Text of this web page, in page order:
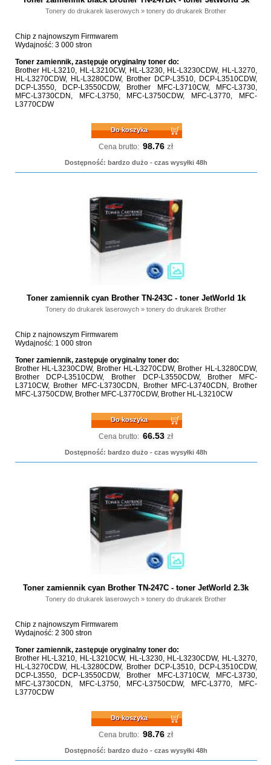
Tonery do drukarek laserowych »tonery do drukarek Brother
Chip z najnowszym Firmwarem
Wydajność: 3 000 stron
Toner zamiennik, zastępuje oryginalny toner do:
Brother HL-L3210, HL-L3210CW, HL-L3230, HL-L3230CDW, HL-L3270,
HL-L3270CDW, HL-L3280CDW, Brother DCP-L3510, DCP-L3510CDW,
DCP-L3550, DCP-L3550CDW, Brother MFC-L3710CW, MFC-L3730,
MFC-L3730CDN, MFC-L3750, MFC-L3750CDW, MFC-L3770, MFC-
L3770CDW
Do koszyka
Cena brutto: 98.76 zł
Dostępność: bardzo dużo - czas wysyłki 48h
Toner zamiennik cyan Brother TN-243C - toner JetWorld 1k
Tonery do drukarek laserowych »tonery do drukarek Brother
Chip z najnowszym Firmwarem
Wydajność: 1 000 stron
Toner zamiennik, zastępuje oryginalny toner do:
Brother HL-L3230CDW, Brother HL-L3270CDW, Brother HL-L3280CDW,
Brother DCP-L3510CDW, Brother DCP-L3550CDW, Brother MFC-
L3710CW, Brother MFC-L3730CDN, Brother MFC-L3740CDN, Brother
MFC-L3750CDW, Brother MFC-L3770CDW, Brother HL-L3210CW
Do koszyka
Cena brutto: 66.53 zł
Dostępność: bardzo dużo - czas wysyłki 48h
Toner zamiennik cyan Brother TN-247C - toner JetWorld 2.3k
Tonery do drukarek laserowych »tonery do drukarek Brother
Chip z najnowszym Firmwarem
Wydajność: 2 300 stron
Toner zamiennik, zastępuje oryginalny toner do:
Brother HL-L3210, HL-L3210CW, HL-L3230, HL-L3230CDW, HL-L3270,
HL-L3270CDW, HL-L3280CDW, Brother DCP-L3510, DCP-L3510CDW,
DCP-L3550, DCP-L3550CDW, Brother MFC-L3710CW, MFC-L3730,
MFC-L3730CDN, MFC-L3750, MFC-L3750CDW, MFC-L3770, MFC-
L3770CDW
Do koszyka
Cena brutto: 98.76 zł
Dostępność: bardzo dużo - czas wysyłki 48h